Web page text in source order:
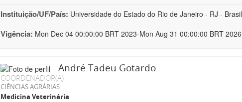
Instituição/UF/País: Universidade do Estado do Rio de Janeiro - RJ - Brasil
Vigência: Mon Dec 04 00:00:00 BRT 2023-Mon Aug 31 00:00:00 BRT 2026
André Tadeu Gotardo
COORDENADOR(A)
CIÊNCIAS AGRÁRIAS
Medicina Veterinária